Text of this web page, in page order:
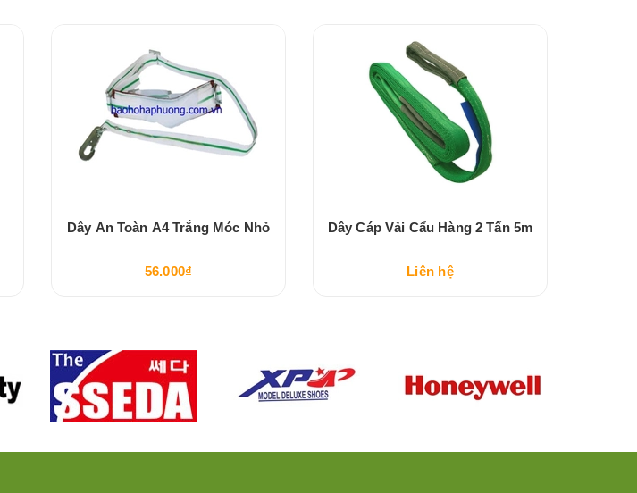
Dây An Toàn A4 Trắng Móc Nhỏ
56.000₫
Dây Cáp Vải Cẩu Hàng 2 Tấn 5m
Liên hệ